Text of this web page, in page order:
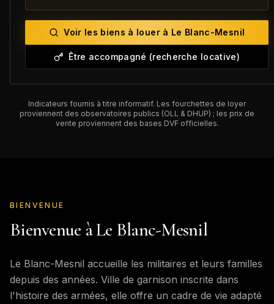
Voir les biens à louer à Le Blanc-Mesnil
Être accompagné (recherche locative)
Indicateurs fournis à titre informatif. Les fourchettes de loyer
proviennent des observatoires publics (OLL & DHUP) ; les prix de
vente proviennent des bases DVF officielles.
BIENVENUE
Bienvenue àLe Blanc-Mesnil
Le Blanc-Mesnil accueille les militaires et leurs familles
depuis des années. Ville de garnison inscrite dans
l'histoire des armées, elle offre un cadre de vie adapté